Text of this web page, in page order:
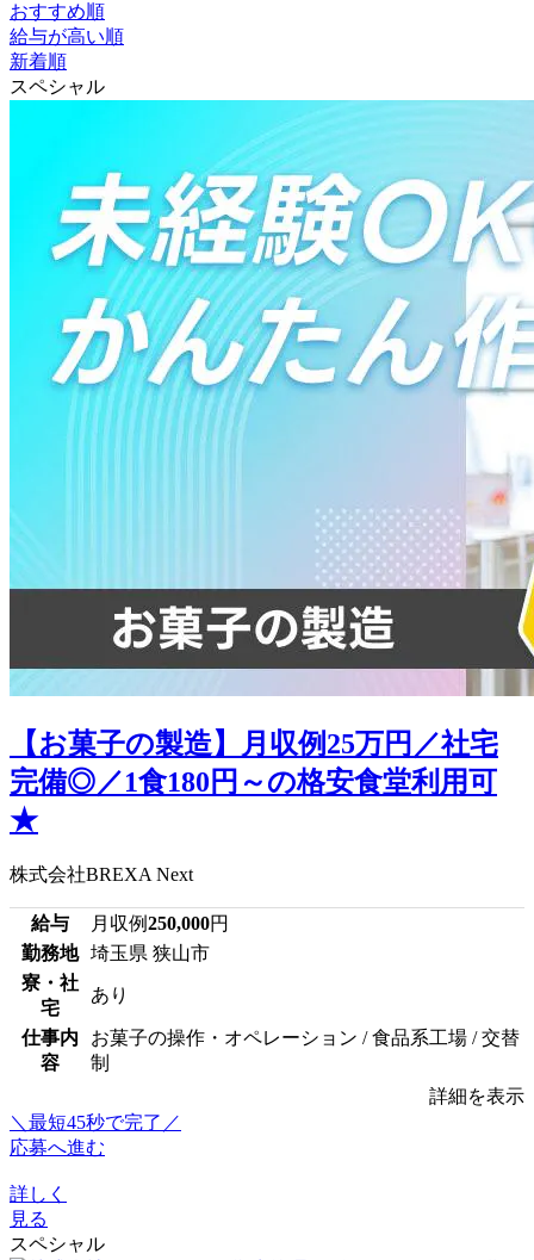
おすすめ順
給与が高い順
新着順
スペシャル
【お菓子の製造】月収例25万円／社宅
完備◎／1食180円～の格安食堂利用可
★
株式会社BREXA Next
給与 月収例250,000円
勤務地
埼玉県 狭山市
寮・社
宅
あり
仕事内
容
お菓子の操作・オペレーション / 食品系工場 / 交替
制
詳細を表示
＼最短45秒で完了／
応募へ進む
詳しく
見る
スペシャル